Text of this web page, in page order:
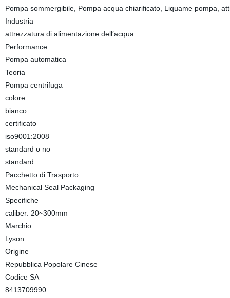
Pompa sommergibile, Pompa acqua chiarificato, Liquame pompa,
Industria
attrezzatura di alimentazione dell′acqua
Performance
Pompa automatica
Teoria
Pompa centrifuga
colore
bianco
certificato
iso9001:2008
standard o no
standard
Pacchetto di Trasporto
Mechanical Seal Packaging
Specifiche
caliber: 20~300mm
Marchio
Lyson
Origine
Repubblica Popolare Cinese
Codice SA
8413709990